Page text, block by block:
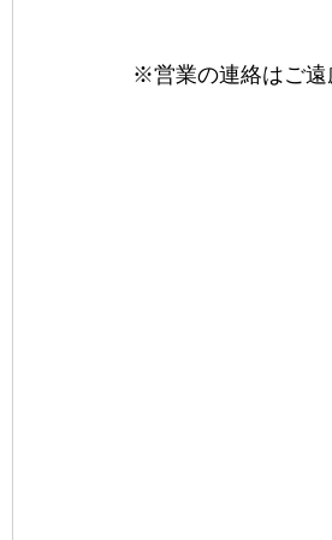
※営業の連絡はご遠